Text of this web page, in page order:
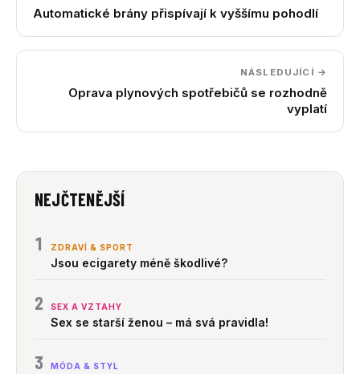
Automatické brány přispívají k vyššímu pohodlí
NÁSLEDUJÍCÍ →
Oprava plynových spotřebičů se rozhodně
vyplatí
NEJČTENĚJŠÍ
1 ZDRAVÍ & SPORT
Jsou ecigarety méně škodlivé?
2 SEX A VZTAHY
Sex se starší ženou – má svá pravidla!
3 MÓDA & STYL